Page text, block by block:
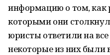
информацию о том, как
которыми они
юристы ответили на
некоторые из них были